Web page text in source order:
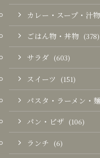
カレー・スープ・汁物
ごはん物・丼物 (378)
サラダ (603)
スイーツ (151)
パスタ・ラーメン・
パン・ピザ (106)
ランチ (6)